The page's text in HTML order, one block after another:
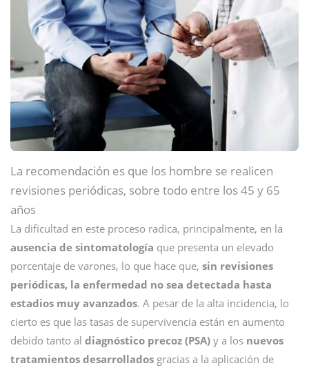
La recomendación es que los hombre se realicen
revisiones periódicas, sobre todo entre los 45 y 65
años
La dificultad en este proceso radica, principalmente, en la
ausencia de sintomatología que presenta un elevado
porcentaje de varones, lo que hace que, sin revisiones
periódicas, la enfermedad no sea detectada hasta
estadios muy avanzados. A pesar de la alta incidencia, lo
cierto es que las tasas de supervivencia están en aumento
debido tanto al diagnóstico precoz (PSA) y a los nuevos
tratamientos desarrollados gracias a la aplicación de